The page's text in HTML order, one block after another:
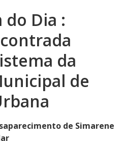
Dia :
da
de
de Simarene